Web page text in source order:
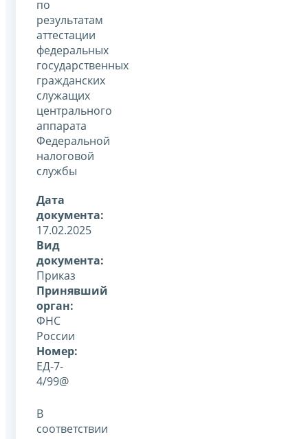
по
результатам
аттестации
федеральных
государственных
гражданских
служащих
центрального
аппарата
Федеральной
налоговой
службы
Дата
документа:
17.02.2025
Вид
документа:
Приказ
Принявший
орган:
ФНС
России
Номер:
ЕД-7-
4/99@
В
соответствии